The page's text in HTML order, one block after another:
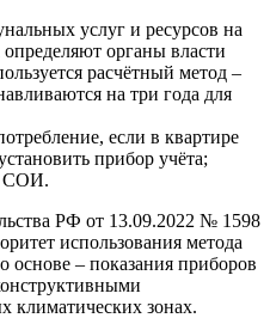
услуг и ресурсов на
органы власти
расчётный метод –
на три года для
если в квартире
прибор учёта;
СОИ.
РФ от 13.09.2022 № 1598
использования метода
основе – показания приборов
климатических зонах.